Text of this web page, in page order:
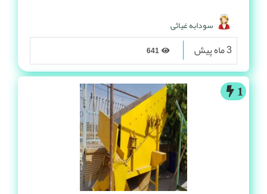
سودابه غیاثی
3 ماه پیش
1